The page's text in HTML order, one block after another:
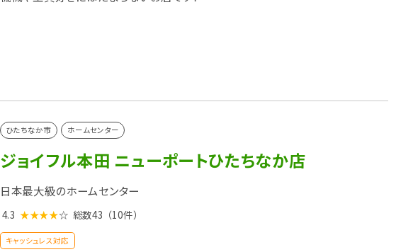
ひたちなか市 ホームセンター
ジョイフル本田 ニューポートひたちなか店
日本最大級のホームセンター
4.3 ★★★★☆ 総数43 （10件）
キャッシュレス対応